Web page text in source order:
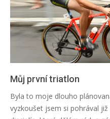
Můj první triatlon
10-
10
Byla to moje dlouho
vyzkoušet jsem si pohrával